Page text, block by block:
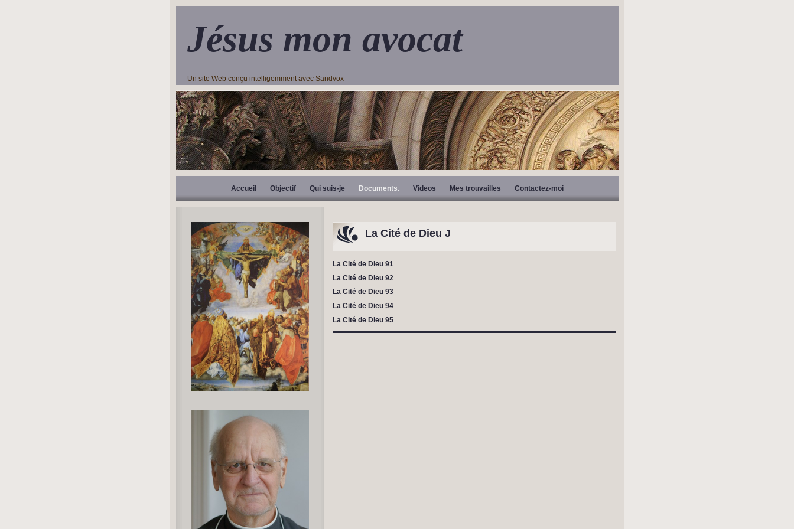
Jésus mon avocat
Un site Web conçu intelligemment avec Sandvox
Accueil Objectif Qui suis-je Documents. Videos Mes trouvailles Contactez-moi
La Cité de Dieu J
La Cité de Dieu 91
La Cité de Dieu 92
La Cité de Dieu 93
La Cité de Dieu 94
La Cité de Dieu 95